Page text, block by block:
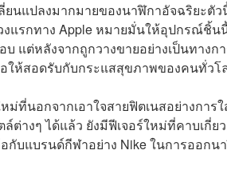
ยนแปลงมากมายของนาฬิกาอัจฉริยะตัว
แรกทาง Apple หมายมั่นให้อุปกรณ์ชิ้น
แต่หลังจากถูกวางขายอย่างเป็นทางก
อให้สอดรับกับกระแสสุขภาพของคนทั่วโ
ที่นอกจากเอาใจสายฟิตเนสอย่างการ
ต่างๆ ได้แล้ว ยังมีฟีเจอร์ใหม่ที่คาบเกี่ย
กับแบรนด์กีฬาอย่าง Nike ในการออกน